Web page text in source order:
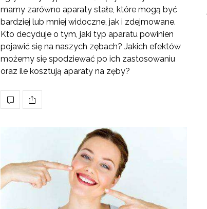
mamy zarówno aparaty stałe, które mogą być
bardziej lub mniej widoczne, jak i zdejmowane.
Kto decyduje o tym, jaki typ aparatu powinien
pojawić się na naszych zębach? Jakich efektów
możemy się spodziewać po ich zastosowaniu
oraz ile kosztują aparaty na zęby?